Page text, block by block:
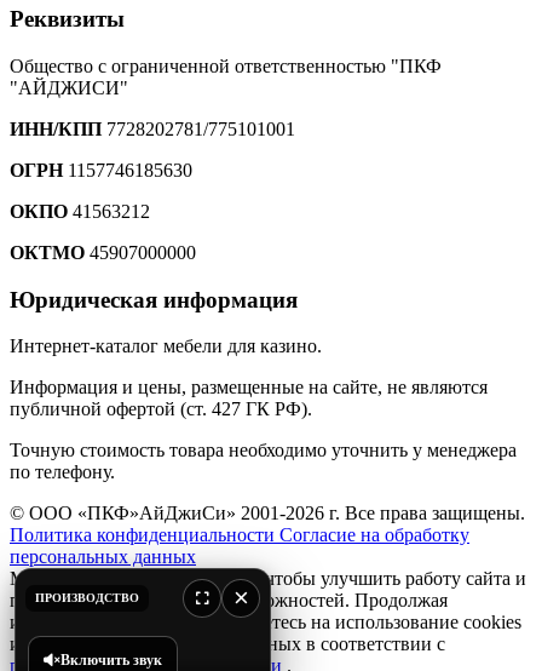
Реквизиты
Общество с ограниченной ответственностью "ПКФ
"АЙДЖИСИ"
ИНН/КПП 7728202781/775101001
ОГРН1157746185630
ОКПО 41563212
ОКТМО 45907000000
Юридическая информация
Интернет-каталог мебели для казино.
Информация и цены, размещенные на сайте, не являются
публичной офертой (ст. 427 ГК РФ).
Точную стоимость товара необходимо уточнить у менеджера
по телефону.
© ООО «ПКФ»АйДжиСи» 2001-2026 г. Все права защищены.
Политика конфиденциальности Согласие на обработку
персональных данных
Мы используем файлыcookie , чтобы улучшить работу сайта и
предоставить вам больше возможностей. Продолжая
использовать сайт, вы соглашаетесь на использование cookies
и обработку персональных данных в соответствии с
политикой конфиденциальности .
ПРОИЗВОДСТВО ×
Включить звук